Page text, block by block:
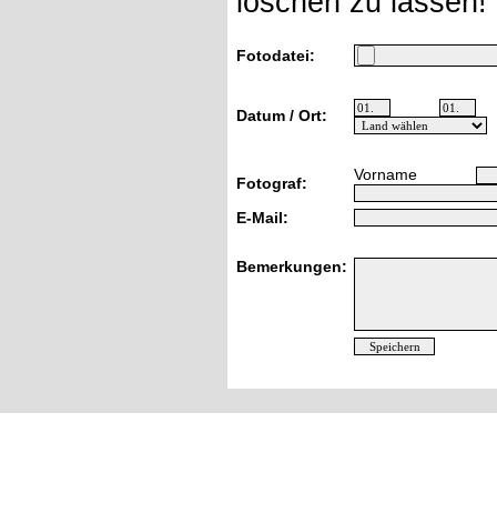
Fotodatei:
Datum / Ort:
Fotograf: Vorname
E-Mail:
Bemerkungen: